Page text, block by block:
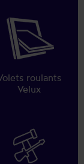
roulants
Velux